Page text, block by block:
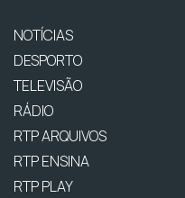
NOTÍCIAS
DESPORTO
TELEVISÃO
RÁDIO
RTP ARQUIVOS
RTP ENSINA
RTP PLAY